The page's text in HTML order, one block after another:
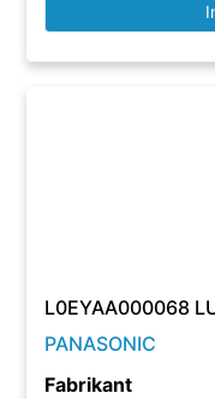
L0EYAA000068
PANASONIC
Fabrikant